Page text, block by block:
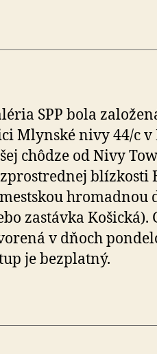
SPP bola
Mlynské nivy 44/c
chôdze od Nivy
blízkosti
hromadnou
zastávka Košická).
v dňoch
je bezplatný.